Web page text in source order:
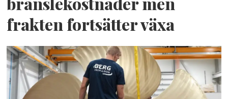
frakten fortsätter växa